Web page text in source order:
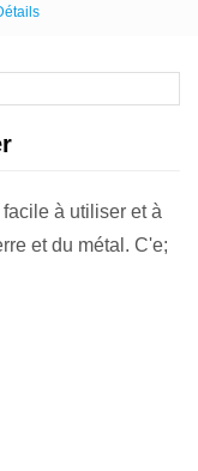
à utiliser et à
et du métal. C'e;